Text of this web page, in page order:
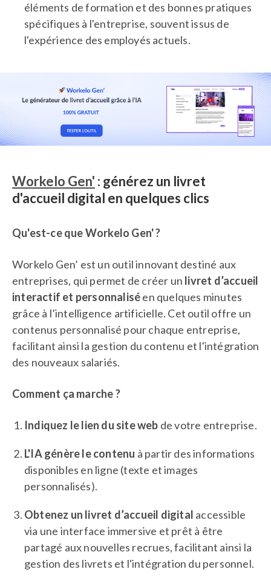
éléments de formation et des bonnes pratiques
spécifiques à l'entreprise, souvent issus de
l'expérience des employés actuels.
Workelo Gen' : générez un livret
d'accueil digital en quelques clics
Qu'est-ce que Workelo Gen' ?
Workelo Gen’ est un outil innovant destiné aux
entreprises, qui permet de créer un livret d’accueil
interactif et personnaliséen quelques minutes
grâce à l’intelligence artificielle. Cet outil offre un
contenus personnalisé pour chaque entreprise,
facilitant ainsi la gestion du contenu et l'intégration
des nouveaux salariés.
Comment ça marche ?
Indiquez le lien du site web de votre entreprise.
L'IA génère le contenu à partir des informations
disponibles en ligne (texte et images
personnalisés).
Obtenez un livret d’accueil digital accessible
via une interface immersive et prêt à être
partagé aux nouvelles recrues, facilitant ainsi la
gestion des livrets et l'intégration du personnel.